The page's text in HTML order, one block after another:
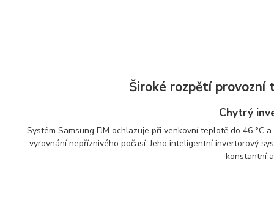
Široké rozpětí
Chytrý
Systém Samsung FJM ochlazuje při venkovní teplotě do 46
vyrovnání nepříznivého počasí. Jeho inteligentní invertorový
konstantní